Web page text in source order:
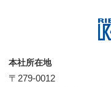
本社所在地
〒279-0012